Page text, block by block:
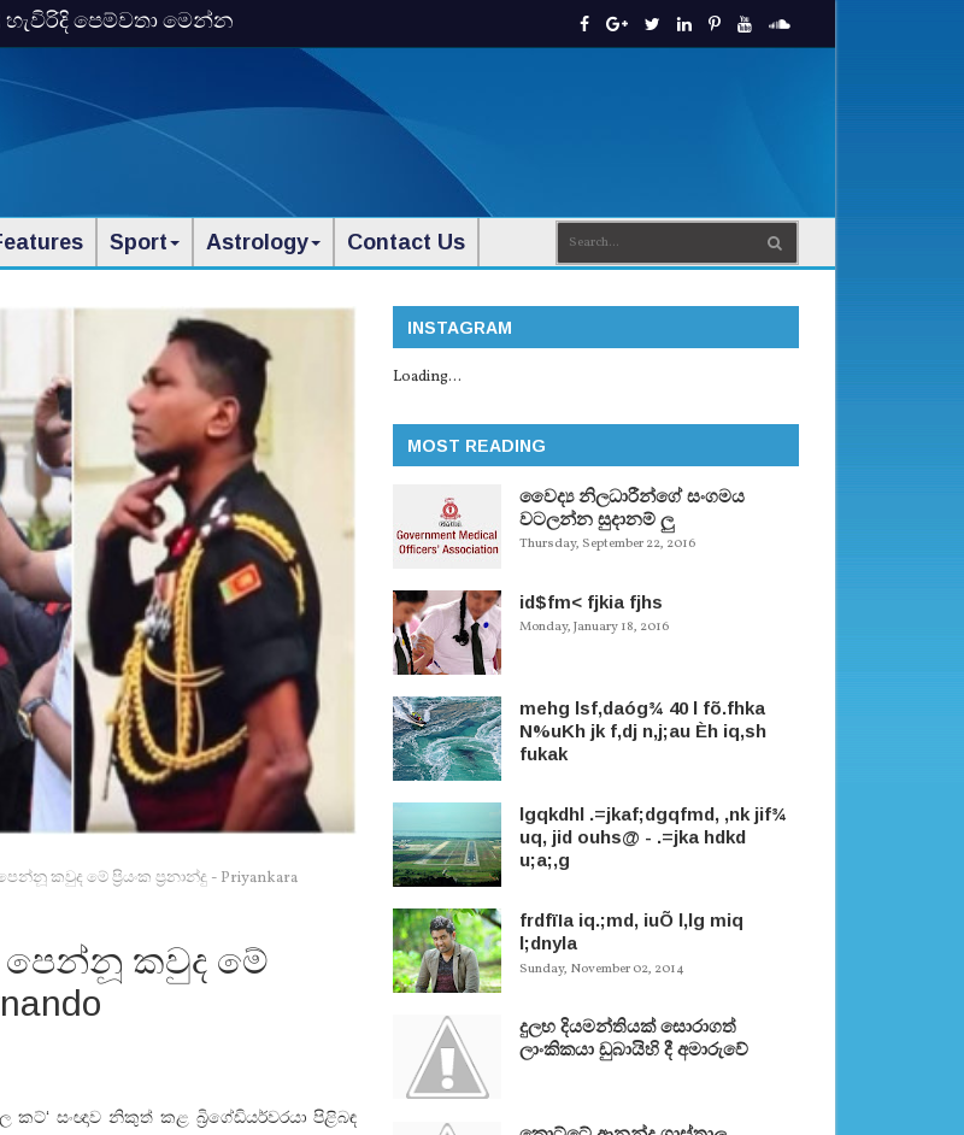
හැවිරිදි පෙම්වතා මෙන්න
Sport Astrology Contact Us
කවුද මේ ප්‍රියංක ප්‍රනාන්දු - Priyankara
කවුද මේ
සංඥාව නිකුත් කළ බ්‍රිගේඩියර්වරයා පිළිබඳ
INSTAGRAM
Loading...
MOST READING
වෛද්‍ය නිලධාරීන්ගේ සංගමය
වටලන්න සුදානම් ලු
Thursday, September 22, 2016
id$fm< fjkia fjhs
Monday, January 18, 2016
mehg lsf,daóg¾ 40 l fõ.fhka
N%uKh jk f,dj n,j;au Èh iq,sh
fukak
lgqkdhl .=jkaf;dgqfmd, ,nk jif¾
uq, jid ouhs@ - .=jka hdkd
u;a;,g
frdfïIa iq.;md, iuÕ l,lg miq
l;dnyla
Sunday, November 02, 2014
දුලභ දියමන්තියක් සොරාගත්
ලාංකිකයා ඩුබායිහි දී අමාරුවේ